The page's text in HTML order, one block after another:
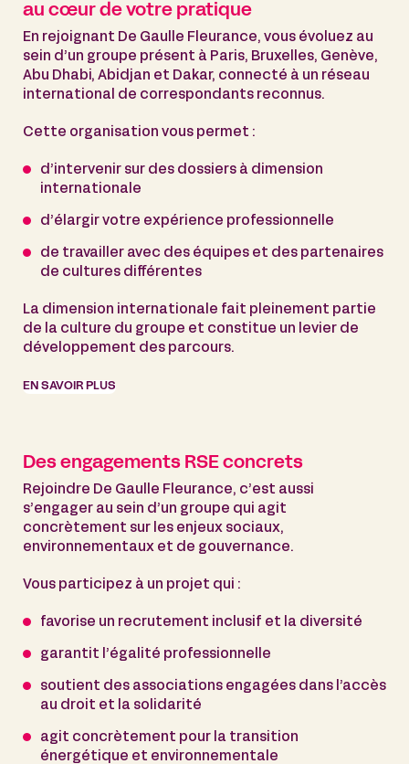
au cœur de votre pratique
En rejoignant De Gaulle Fleurance, vous évoluez au
sein d’un groupe présent à Paris, Bruxelles, Genève,
Abu Dhabi, Abidjan et Dakar, connecté à un réseau
international de correspondants reconnus.
Cette organisation vous permet :
d’intervenir sur des dossiers à dimension
internationale
d’élargir votre expérience professionnelle
de travailler avec des équipes et des partenaires
de cultures différentes
La dimension internationale fait pleinement partie
de la culture du groupe et constitue un levier de
développement des parcours.
EN SAVOIR PLUS
Des engagements RSE concrets
Rejoindre De Gaulle Fleurance, c’est aussi
s’engager au sein d’un groupe qui agit
concrètement sur les enjeux sociaux,
environnementaux et de gouvernance.
Vous participez à un projet qui :
favorise un recrutement inclusif et la diversité
garantit l’égalité professionnelle
soutient des associations engagées dans l’accès
au droit et la solidarité
agit concrètement pour la transition
énergétique et environnementale